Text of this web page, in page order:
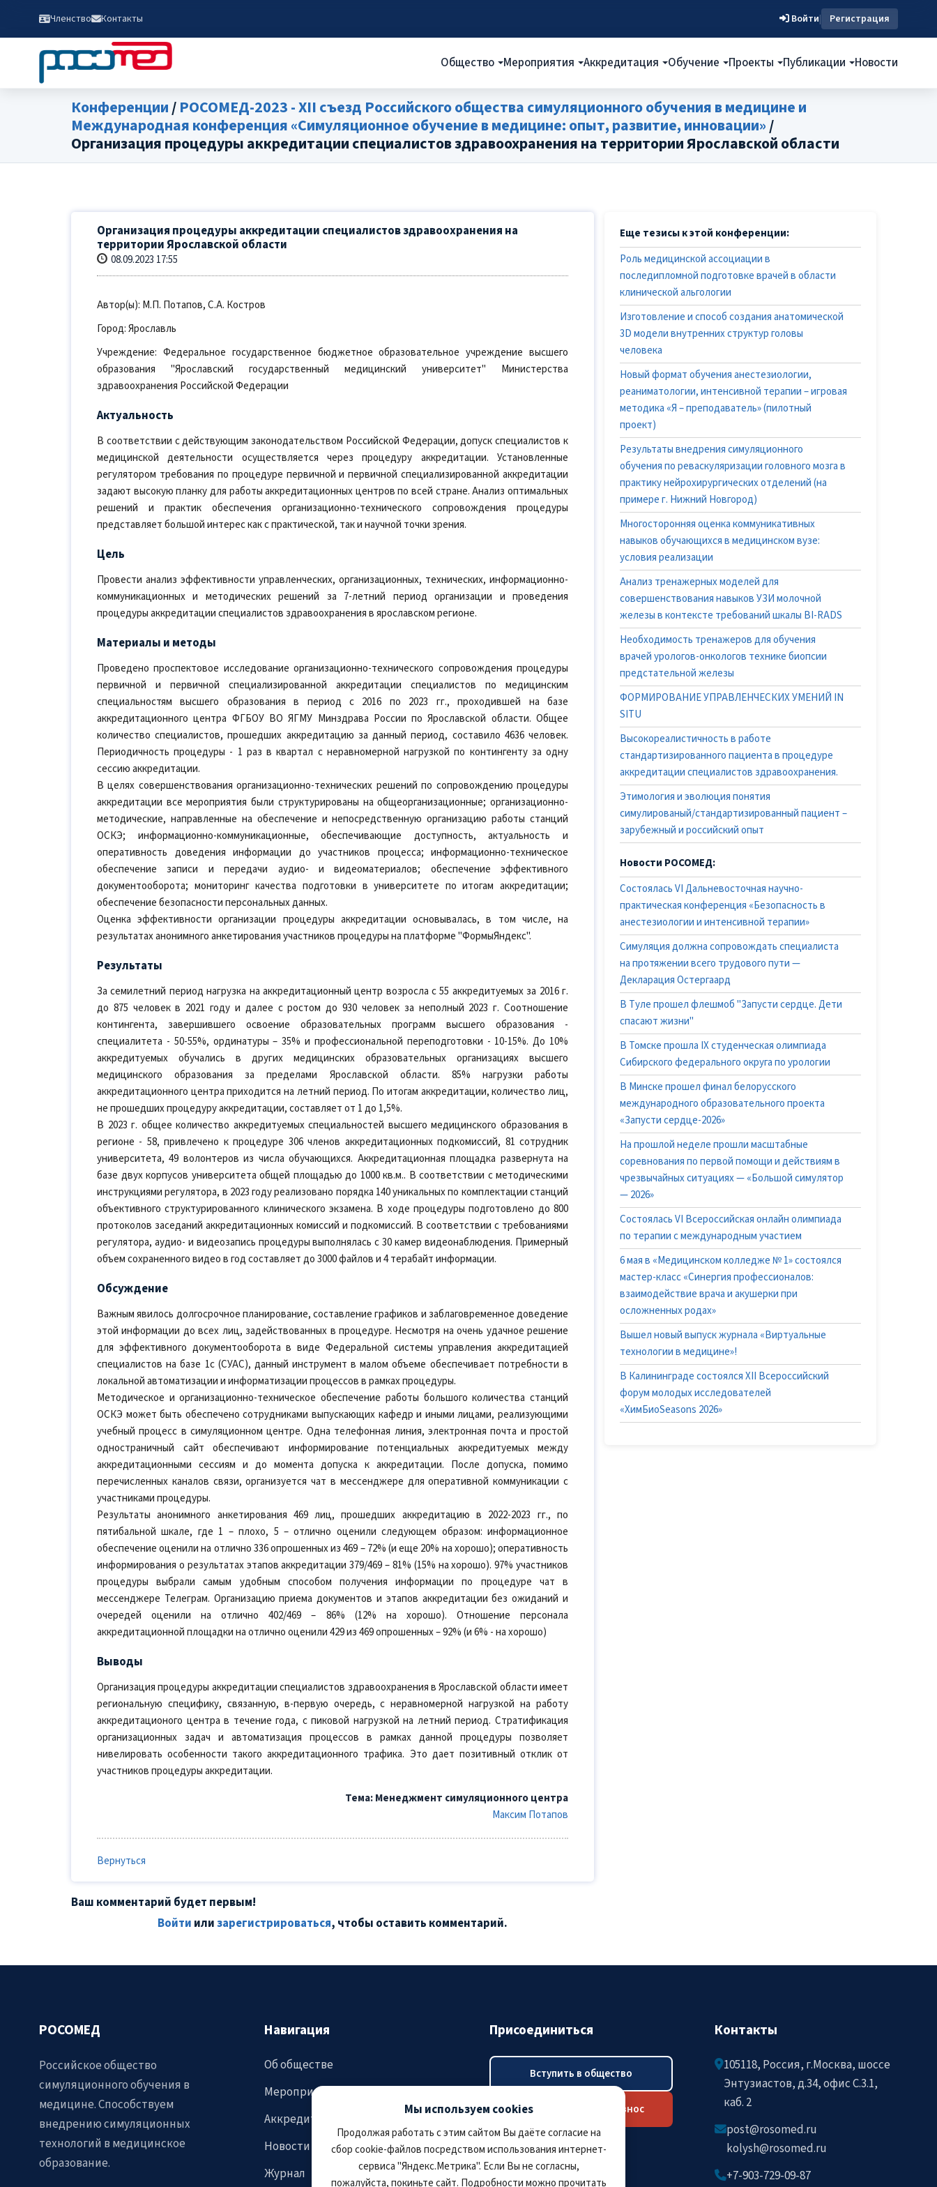
Членство Контакты Войти| Регистрация
Общество Мероприятия Аккредитация Обучение Проекты Публикации Новости
Мы используем cookies
Продолжая работать с этим сайтом Вы даёте согласие на
сбор cookie-файлов посредством использования интернет-
сервиса "Яндекс.Метрика". Если Вы не согласны,
пожалуйста, покиньте сайт. Подробности можно прочитать
Конференции/РОСОМЕД-2023 - XII съезд Российского общества симуляционного обучения в медицине и
Международная конференция «Симуляционное обучение в медицине: опыт, развитие, инновации»/
Организация процедуры аккредитации специалистов здравоохранения на территории Ярославской области
Организация процедуры аккредитации специалистов здравоохранения на
территории Ярославской области
08.09.2023 17:55
Автор(ы): М.П. Потапов, С.А. Костров
Город: Ярославль
Учреждение: Федеральное государственное бюджетное образовательное учреждение высшего
образования "Ярославский государственный медицинский университет" Министерства
здравоохранения Российской Федерации
Актуальность
В соответствии с действующим законодательством Российской Федерации, допуск специалистов к
медицинской деятельности осуществляется через процедуру аккредитации. Установленные
регулятором требования по процедуре первичной и первичной специализированной аккредитации
задают высокую планку для работы аккредитационных центров по всей стране. Анализ оптимальных
решений и практик обеспечения организационно-технического сопровождения процедуры
представляет большой интерес как с практической, так и научной точки зрения.
Цель
Провести анализ эффективности управленческих, организационных, технических, информационно-
коммуникационных и методических решений за 7-летний период организации и проведения
процедуры аккредитации специалистов здравоохранения в ярославском регионе.
Материалы и методы
Проведено проспектовое исследование организационно-технического сопровождения процедуры
первичной и первичной специализированной аккредитации специалистов по медицинским
специальностям высшего образования в период с 2016 по 2023 гг., проходившей на базе
аккредитационного центра ФГБОУ ВО ЯГМУ Минздрава России по Ярославской области. Общее
количество специалистов, прошедших аккредитацию за данный период, составило 4636 человек.
Периодичность процедуры - 1 раз в квартал с неравномерной нагрузкой по контингенту за одну
сессию аккредитации.
В целях совершенствования организационно-технических решений по сопровождению процедуры
аккредитации все мероприятия были структурированы на общеорганизационные; организационно-
методические, направленные на обеспечение и непосредственную организацию работы станций
ОСКЭ; информационно-коммуникационные, обеспечивающие доступность, актуальность и
оперативность доведения информации до участников процесса; информационно-техническое
обеспечение записи и передачи аудио- и видеоматериалов; обеспечение эффективного
документооборота; мониторинг качества подготовки в университете по итогам аккредитации;
обеспечение безопасности персональных данных.
Оценка эффективности организации процедуры аккредитации основывалась, в том числе, на
результатах анонимного анкетирования участников процедуры на платформе "ФормыЯндекс".
Результаты
За семилетний период нагрузка на аккредитационный центр возросла с 55 аккредитуемых за 2016 г.
до 875 человек в 2021 году и далее с ростом до 930 человек за неполный 2023 г. Соотношение
контингента, завершившего освоение образовательных программ высшего образования -
специалитета - 50-55%, ординатуры – 35% и профессиональной переподготовки - 10-15%. До 10%
аккредитуемых обучались в других медицинских образовательных организациях высшего
медицинского образования за пределами Ярославской области. 85% нагрузки работы
аккредитационного центра приходится на летний период. По итогам аккредитации, количество лиц,
не прошедших процедуру аккредитации, составляет от 1 до 1,5%.
В 2023 г. общее количество аккредитуемых специальностей высшего медицинского образования в
регионе - 58, привлечено к процедуре 306 членов аккредитационных подкомиссий, 81 сотрудник
университета, 49 волонтеров из числа обучающихся. Аккредитационная площадка развернута на
базе двух корпусов университета общей площадью до 1000 кв.м.. В соответствии с методическими
инструкциями регулятора, в 2023 году реализовано порядка 140 уникальных по комплектации станций
объективного структурированного клинического экзамена. В ходе процедуры подготовлено до 800
протоколов заседаний аккредитационных комиссий и подкомиссий. В соответствии с требованиями
регулятора, аудио- и видеозапись процедуры выполнялась с 30 камер видеонаблюдения. Примерный
объем сохраненного видео в год составляет до 3000 файлов и 4 терабайт информации.
Обсуждение
Важным явилось долгосрочное планирование, составление графиков и заблаговременное доведение
этой информации до всех лиц, задействованных в процедуре. Несмотря на очень удачное решение
для эффективного документооборота в виде Федеральной системы управления аккредитацией
специалистов на базе 1с (СУАС), данный инструмент в малом объеме обеспечивает потребности в
локальной автоматизации и информатизации процессов в рамках процедуры.
Методическое и организационно-техническое обеспечение работы большого количества станций
ОСКЭ может быть обеспечено сотрудниками выпускающих кафедр и иными лицами, реализующими
учебный процесс в симуляционном центре. Одна телефонная линия, электронная почта и простой
одностраничный сайт обеспечивают информирование потенциальных аккредитуемых между
аккредитационными сессиям и до момента допуска к аккредитации. После допуска, помимо
перечисленных каналов связи, организуется чат в мессенджере для оперативной коммуникации с
участниками процедуры.
Результаты анонимного анкетирования 469 лиц, прошедших аккредитацию в 2022-2023 гг., по
пятибальной шкале, где 1 – плохо, 5 – отлично оценили следующем образом: информационное
обеспечение оценили на отлично 336 опрошенных из 469 – 72% (и еще 20% на хорошо); оперативность
информирования о результатах этапов аккредитации 379/469 – 81% (15% на хорошо). 97% участников
процедуры выбрали самым удобным способом получения информации по процедуре чат в
мессенджере Телеграм. Организацию приема документов и этапов аккредитации без ожиданий и
очередей оценили на отлично 402/469 – 86% (12% на хорошо). Отношение персонала
аккредитационной площадки на отлично оценили 429 из 469 опрошенных – 92% (и 6% - на хорошо)
Выводы
Организация процедуры аккредитации специалистов здравоохранения в Ярославской области имеет
региональную специфику, связанную, в-первую очередь, с неравномерной нагрузкой на работу
аккредитационого центра в течение года, с пиковой нагрузкой на летний период. Стратификация
организационных задач и автоматизация процессов в рамках данной процедуры позволяет
нивелировать особенности такого аккредитационного трафика. Это дает позитивный отклик от
участников процедуры аккредитации.
Тема: Менеджмент симуляционного центра
Максим Потапов
Вернуться
Ваш комментарий будет первым!
Войти илизарегистрироваться, чтобы оставить комментарий.
Еще тезисы к этой конференции:
Роль медицинской ассоциации в
последипломной подготовке врачей в области
клинической альгологии
Изготовление и способ создания анатомической
3D модели внутренних структур головы
человека
Новый формат обучения анестезиологии,
реаниматологии, интенсивной терапии – игровая
методика «Я – преподаватель» (пилотный
проект)
Результаты внедрения симуляционного
обучения по реваскуляризации головного мозга в
практику нейрохирургических отделений (на
примере г. Нижний Новгород)
Многосторонняя оценка коммуникативных
навыков обучающихся в медицинском вузе:
условия реализации
Анализ тренажерных моделей для
совершенствования навыков УЗИ молочной
железы в контексте требований шкалы BI-RADS
Необходимость тренажеров для обучения
врачей урологов-онкологов технике биопсии
предстательной железы
ФОРМИРОВАНИЕ УПРАВЛЕНЧЕСКИХ УМЕНИЙ IN
SITU
Высокореалистичность в работе
стандартизированного пациента в процедуре
аккредитации специалистов здравоохранения.
Этимология и эволюция понятия
симулированый/стандартизированный пациент –
зарубежный и российский опыт
Новости РОСОМЕД:
Состоялась VI Дальневосточная научно-
практическая конференция «Безопасность в
анестезиологии и интенсивной терапии»
Симуляция должна сопровождать специалиста
на протяжении всего трудового пути —
Декларация Остергаард
В Туле прошел флешмоб "Запусти сердце. Дети
спасают жизни"
В Томске прошла IX студенческая олимпиада
Сибирского федерального округа по урологии
В Минске прошел финал белорусского
международного образовательного проекта
«Запусти сердце-2026»
На прошлой неделе прошли масштабные
соревнования по первой помощи и действиям в
чрезвычайных ситуациях — «Большой симулятор
— 2026»
Состоялась VI Всероссийская онлайн олимпиада
по терапии с международным участием
6 мая в «Медицинском колледже № 1» состоялся
мастер-класс «Синергия профессионалов:
взаимодействие врача и акушерки при
осложненных родах»
Вышел новый выпуск журнала «Виртуальные
технологии в медицине»!
В Калининграде состоялся XII Всероссийский
форум молодых исследователей
«ХимБиоSeasons 2026»
РОСОМЕД
Российское общество
симуляционного обучения в
медицине. Способствуем
внедрению симуляционных
технологий в медицинское
образование.
Навигация
Об обществе
Мероприятия
Аккредитация
Новости
Журнал
Присоединиться
Вступить в общество
Оплатить членский взнос
Контакты
105118, Россия, г.Москва, шоссе
Энтузиастов, д.34, офис C.3.1,
каб. 2
post@rosomed.ru
kolysh@rosomed.ru
+7-903-729-09-87